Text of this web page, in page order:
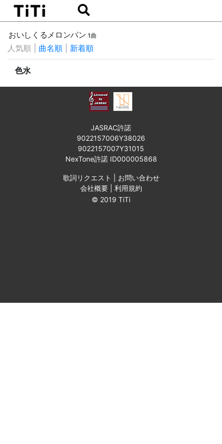
おいしくるメロンパン1曲
人気順 曲名順 新着順
色水
JASRAC許諾
9022157006Y38026
9022157007Y31015
NexTone許諾 ID000005868
歌詞リクエスト
お問い合わせ
会社概要| 利用規約
© 2019 TiTi